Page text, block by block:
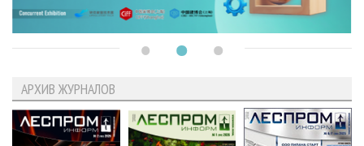
АРХИВ ЖУРНАЛОВ